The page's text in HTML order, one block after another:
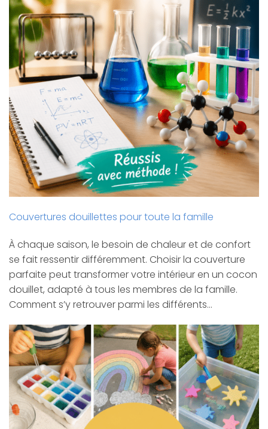
Couvertures douillettes pour toute la famille
À chaque saison, le besoin de chaleur et de confort
se fait ressentir différemment. Choisir la couverture
parfaite peut transformer votre intérieur en un cocon
douillet, adapté à tous les membres de la famille.
Comment s’y retrouver parmi les différents…